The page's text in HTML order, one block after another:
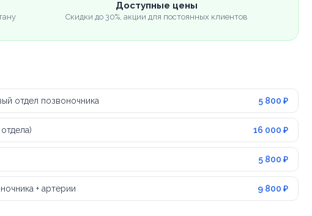
Доступные цены
Скидки до 30%, акции для постоянных клиентов
отдел позвоночника 5 800 ₽
16 000 ₽
5 800 ₽
+ артерии 9 800 ₽